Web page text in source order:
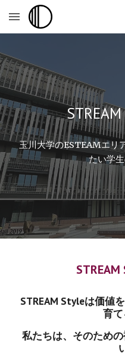
Skip to main content
玉川大学のESTEAMエリ
たい学
STREAM Styleは価値
育て
私たちは、そのため